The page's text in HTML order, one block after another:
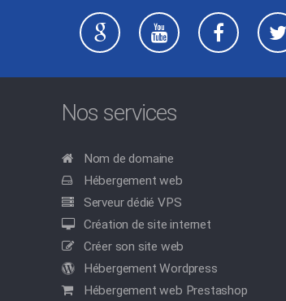
Nos services
Nom de domaine
Hébergement web
Serveur dédié VPS
Création de site internet
Créer son site web
Hébergement Wordpress
Hébergement web Prestashop